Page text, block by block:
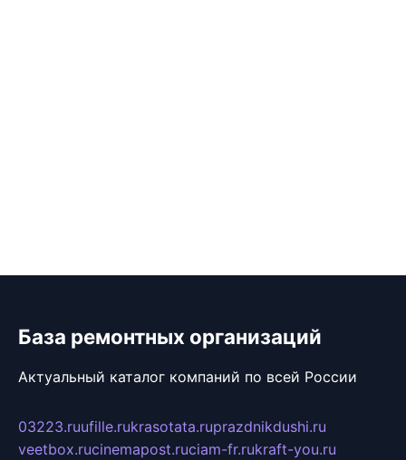
База ремонтных организаций
Актуальный каталог компаний по всей России
03223.ruufille.rukrasotata.ruprazdnikdushi.ru
veetbox.rucinemapost.ruciam-fr.rukraft-you.ru